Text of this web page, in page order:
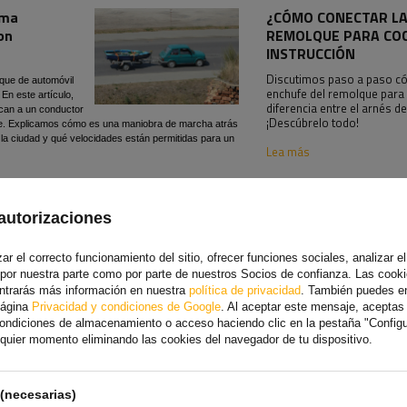
de automóvil
este artículo,
a un conductor
Explicamos cómo es una maniobra de marcha atrás
ciudad y qué velocidades están permitidas para un
¿CÓMO CONECTAR
REMOLQUE PARA
INSTRUCCIÓN
Discutimos paso a paso
enchufe del remolque
diferencia entre el arnés
¡Descúbrelo todo!
Lea más
que no caben
solución
las siguientes
y agradable.
Tipos de luces, normas y
Después de leer este
iluminación de tu
problemas elegirás las
necesarios para tu
necesitas saber que tipo
seguridad y además,
el correcto funcionamiento del sitio, ofrecer funciones sociales, analizar
nuestra parte como por parte de nuestros Socios de confianza. Las
más información en nuestra política de privacidad . También puedes
Privacidad y condiciones de Google . Al aceptar este mensaje,
de almacenamiento o acceso haciendo clic en la pestaña
momento eliminando las cookies del navegador de tu dispositivo.